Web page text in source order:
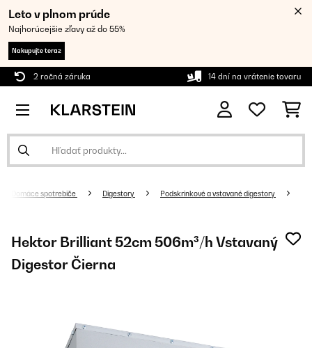
Leto v plnom prúde
Najhorúcejšie zľavy až do 55%
Nakupujte teraz
2 ročná záruka 14 dní na vrátenie tovaru
Domáce spotrebiče Digestory Podskrinkové a vstavané digestory
Hektor Brilliant 52cm 506m³/h Vstavaný
Digestor Čierna